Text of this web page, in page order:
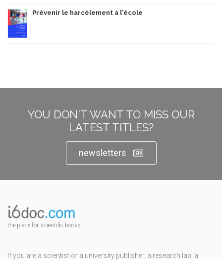
Prévenir le harcèlement à l'école
YOU DON'T WANT TO MISS OUR
LATEST TITLES?
newsletters
the place for scientific books
If you are a scientist or a university publisher, a research lab, a